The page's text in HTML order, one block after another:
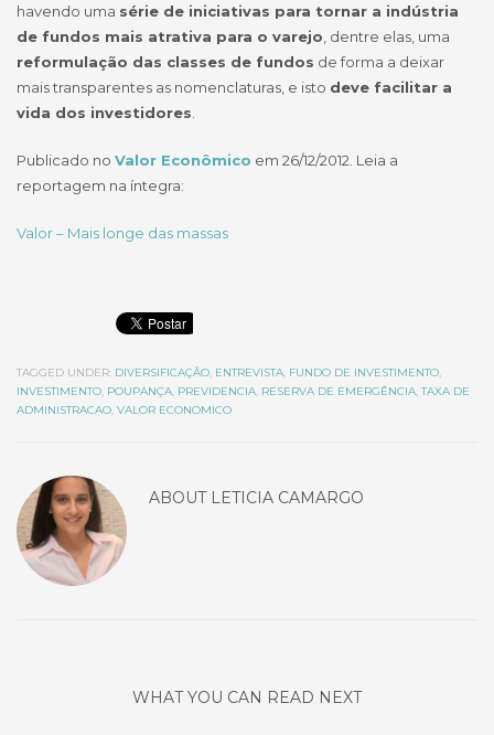
havendo uma série de iniciativas para tornar a indústria
de fundos mais atrativa para o varejo , dentre elas, uma
reformulação das classes de fundos de forma a deixar
mais transparentes as nomenclaturas, e isto deve facilitar a
vida dos investidores
Publicado no Valor Econômico em 26/12/2012. Leia a
reportagem na íntegra:
Valor – Mais longe das massas
TAGGED UNDER: DIVERSIFICAÇÃO, ENTREVISTA, FUNDO DE INVESTIMENTO,
INVESTIMENTO, POUPANÇA, PREVIDENCIA, RESERVA DE EMERGÊNCIA,TAXA DE
ADMINISTRACAO, VALOR ECONOMICO
ABOUT LETICIA CAMARGO
WHAT YOU CAN READ NEXT